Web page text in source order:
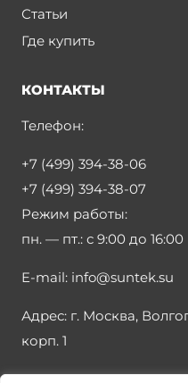
Статьи
Где купить
КОНТАКТЫ
Телефон:
+7 (499) 394-38-06
+7 (499) 394-38-07
Режим работы:
пн. — пт.: с 9:00 до 16:00
E-mail: info@suntek.su
Адрес: г. Москва,
корп. 1